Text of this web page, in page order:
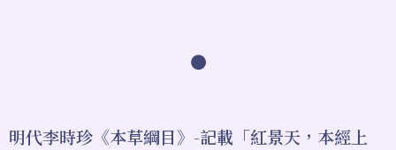
●
明代李時珍《本草綱目》-記載「紅景天，本經上